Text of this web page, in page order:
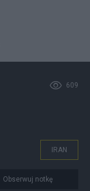
609
IRAN
Obserwuj notkę